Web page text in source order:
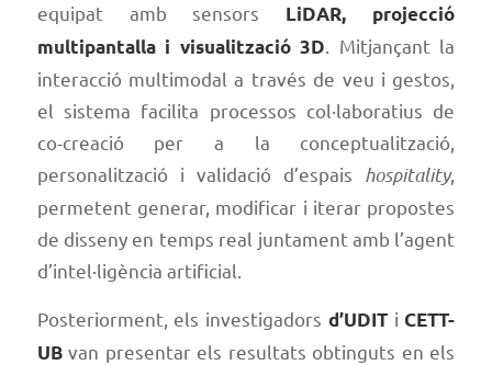
equipat amb sensors LiDAR, projecció
multipantalla i visualització 3D. Mitjançant la
interacció multimodal a través de veu i gestos,
el sistema facilita processos col·laboratius de
co-creació per a la conceptualització,
personalització i validació d’espais hospitality,
permetent generar, modificar i iterar propostes
de disseny en temps real juntament amb l’agent
d’intel·ligència artificial.
Posteriorment, els investigadors d’UDITiCETT-
UBvan presentar els resultats obtinguts en els